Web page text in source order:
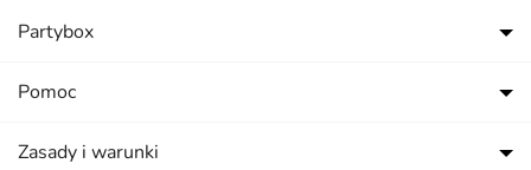
Partybox
Pomoc
Zasady i warunki